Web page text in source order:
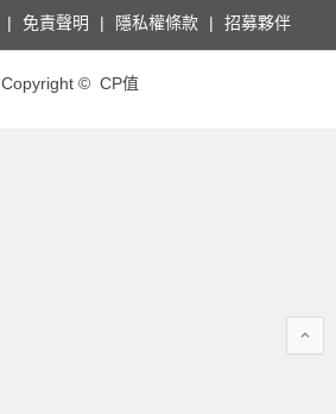
免責聲明 隱私權條款 招募夥伴
Copyright © CP值